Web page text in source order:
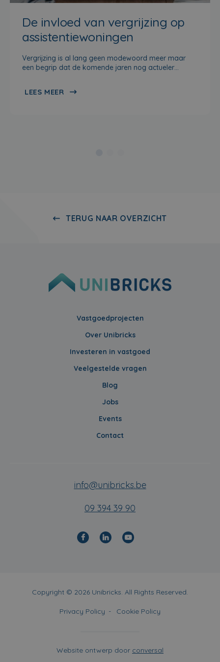
De invloed van vergrijzing op
assistentiewoningen
Vergrijzing is al lang geen modewoord meer maar
een begrip dat de komende jaren nog actueler…
LEES MEER
TERUG NAAR OVERZICHT
Vastgoedprojecten
Over Unibricks
Investeren in vastgoed
Veelgestelde vragen
Blog
Jobs
Events
Contact
info@unibricks.be
09 394 39 90
Copyright © 2026 Unibricks. All Rights Reserved.
Privacy Policy Cookie Policy
Website ontwerp door conversal